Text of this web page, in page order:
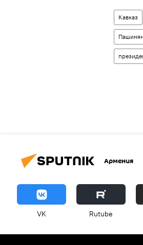
Кавказ
Армения
VK Rutube